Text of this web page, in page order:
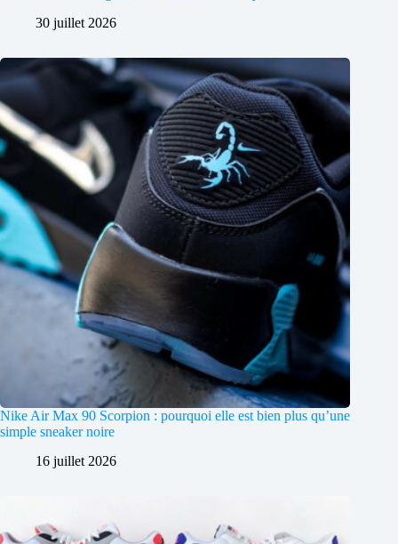
30 juillet 2026
Nike Air Max 90 Scorpion : pourquoi elle est bien plus qu’une
simple sneaker noire
16 juillet 2026